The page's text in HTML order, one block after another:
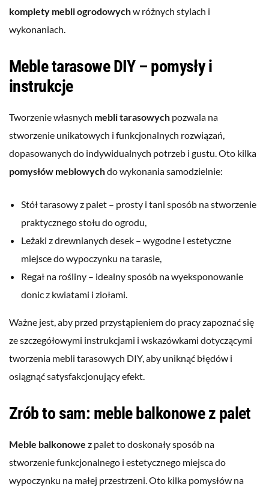
komplety mebli ogrodowychw różnych stylach i
wykonaniach.
Meble tarasowe DIY – pomysły i
instrukcje
Tworzenie własnych mebli tarasowych pozwala na
stworzenie unikatowych i funkcjonalnych rozwiązań,
dopasowanych do indywidualnych potrzeb i gustu. Oto kilka
pomysłów meblowychdo wykonania samodzielnie:
Stół tarasowy z palet – prosty i tani sposób na stworzenie
praktycznego stołu do ogrodu,
Leżaki z drewnianych desek – wygodne i estetyczne
miejsce do wypoczynku na tarasie,
Regał na rośliny – idealny sposób na wyeksponowanie
donic z kwiatami i ziołami.
Ważne jest, aby przed przystąpieniem do pracy zapoznać się
ze szczegółowymi instrukcjami i wskazówkami dotyczącymi
tworzenia mebli tarasowych DIY, aby uniknąć błędów i
osiągnąć satysfakcjonujący efekt.
Zrób to sam: meble balkonowe z palet
Meble balkonowe z palet to doskonały sposób na
stworzenie funkcjonalnego i estetycznego miejsca do
wypoczynku na małej przestrzeni. Oto kilka pomysłów na